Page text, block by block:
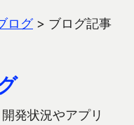
ログ> ブログ記事
発状況やアプリ